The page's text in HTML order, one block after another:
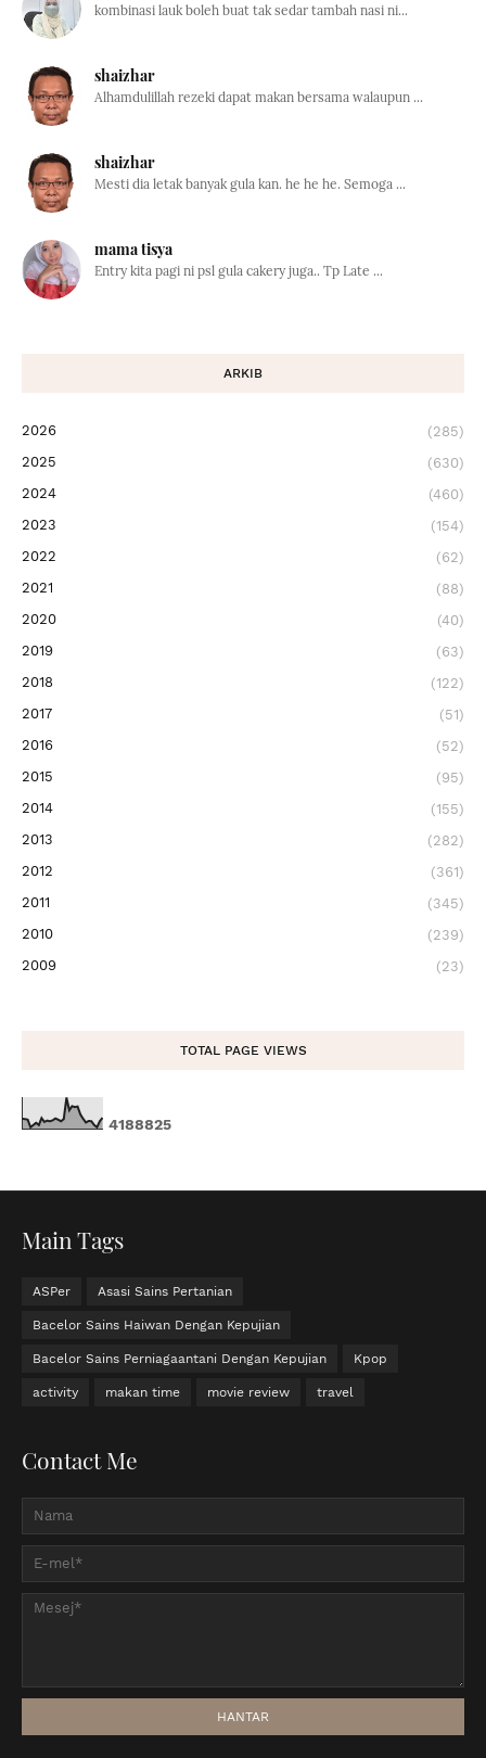
kombinasi lauk boleh buat tak sedar tambah nasi ni...
shaizhar
Alhamdulillah rezeki dapat makan bersama walaupun ...
shaizhar
Mesti dia letak banyak gula kan. he he he. Semoga ...
mama tisya
Entry kita pagi ni psl gula cakery juga.. Tp Late ...
ARKIB
2026
(285)
2025
(630)
2024
(460)
2023
(154)
2022
(62)
2021
(88)
2020
(40)
2019
(63)
2018
(122)
2017
(51)
2016
(52)
2015
(95)
2014
(155)
2013
(282)
2012
(361)
2011
(345)
2010
(239)
2009
(23)
TOTAL PAGE VIEWS
4188825
Main Tags
ASPer Asasi Sains Pertanian
Bacelor Sains Haiwan Dengan Kepujian
Bacelor Sains Perniagaantani Dengan Kepujian Kpop
activity makan time movie review travel
Contact Me